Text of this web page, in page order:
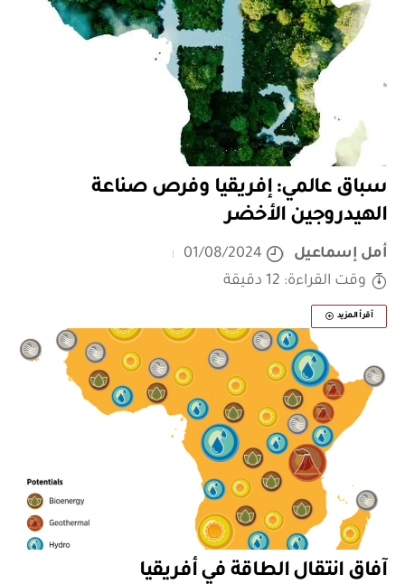
سباق عالمي: إفريقيا وفرص صناعة
الهيدروجين الأخضر
أمل إسماعيل
01/08/2024
وقت القراءة: 12 دقيقة
أقرأ المزيد
آفاق انتقال الطاقة في أفريقيا